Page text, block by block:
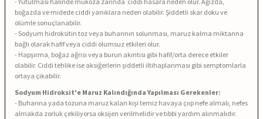
boğazda ve midede ciddi yanıklara neden olabilir. Şiddetli skar doku ve
ölümle sonuçlanabilir.
- Sodyum hidroksitin toz veya buharının solunması, maruz kalma miktarına
bağlı olarak hafif veya ciddi olumsuz etkileri olur.
- Hapşırma, boğaz ağrısı veya burun akıntısı gibi hafif/orta derece etkiler
olabilir. Ciddi tehlike ise aksiğerlerin şiddetli iltihaplanması gibi semptomlarla
ortaya çıkabilir.
Sodyum Hidroksit'e Maruz Kalındığında Yapılması Gerekenler:
- Buharına yada tozuna maruz kalan kişi temiz havaya çııp nefe almalı, nefes
almakda zorluk çekiliyorsa oksijen verilmelidir ve tıbbi yardım alınmalıdır.